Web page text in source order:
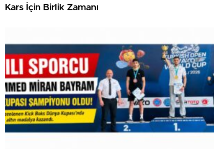
Kars İçin Birlik Zamanı